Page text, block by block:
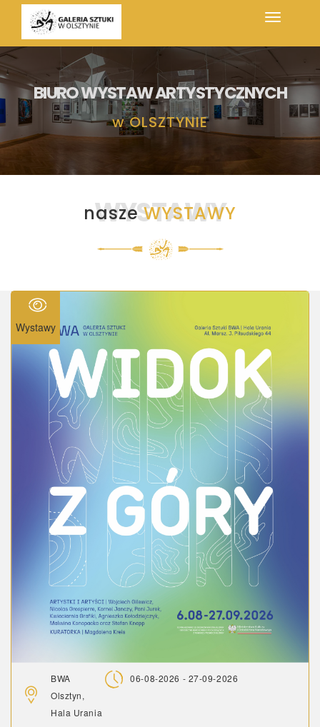
BIURO WYSTAW ARTYSTYCZNYCH
w OLSZTYNIE
WYSTAWY
naszeWYSTAWY
Wystawy
BWA
Olsztyn,
Hala Urania
06-08-2026 - 27-09-2026